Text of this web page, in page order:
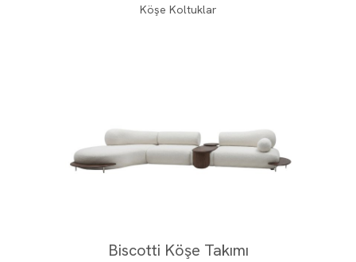
Köşe Koltuklar
Biscotti Köşe Takımı